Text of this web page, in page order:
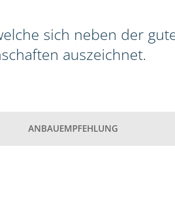
sich neben der
auszeichnet.
ANBAUEMPFEHLUNG